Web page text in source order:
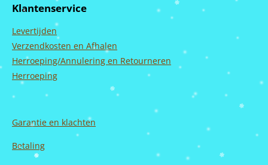
o
k
g
a
m
b
Klantenservice
Levertijden
Verzendkosten en Afhalen
Herroeping/Annulering en Retourneren
Herroeping
Garantie en klachten
Betaling